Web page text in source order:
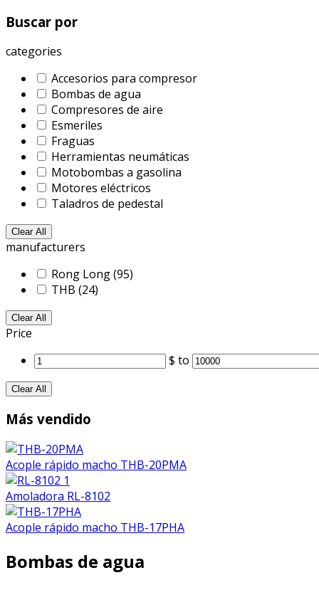
Buscar por
categories
Accesorios para compresor
Bombas de agua
Compresores de aire
Esmeriles
Fraguas
Herramientas neumáticas
Motobombas a gasolina
Motores eléctricos
Taladros de pedestal
Clear All
manufacturers
Rong Long(95)
THB (24)
Clear All
Price
$ to
Clear All
Más vendido
Acople rápido macho THB-20PMA
Amoladora RL-8102
Acople rápido macho THB-17PHA
Bombas de agua